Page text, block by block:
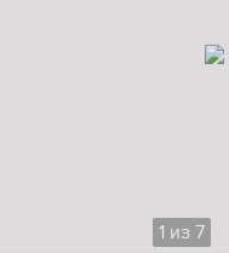
1 из 7